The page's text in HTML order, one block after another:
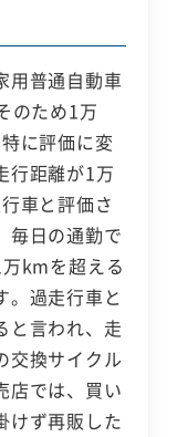
用普通自動車
のため1万
に評価に変
行距離が1万
車と評価さ
毎日の通勤で
kmを超える
。過走行車と
と言われ、走
交換サイクル
店では、買い
けず再販した